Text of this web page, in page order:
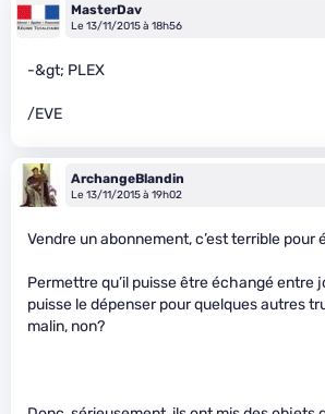
MasterDav
Le 13/11/2015 à 18h56
-&gt; PLEX
/EVE
ArchangeBlandin
Le 13/11/2015 à 19h02
Vendre un abonnement, c’est terrible pour
Permettre qu’il puisse être échangé entre
puisse le dépenser pour quelques autres
malin, non?